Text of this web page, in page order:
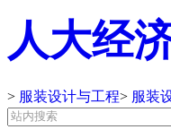
人大经
> 服装设计与工程> 服装